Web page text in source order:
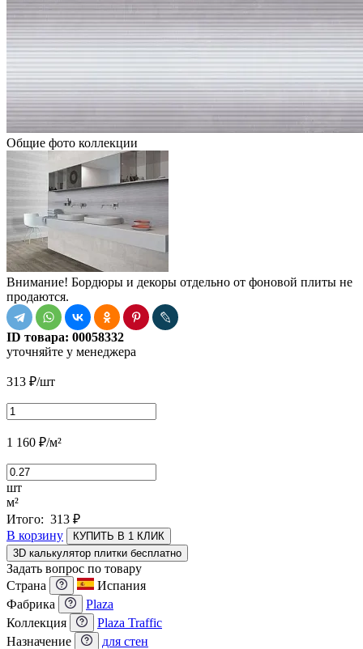
Общие фото коллекции
Внимание! Бордюры и декоры отдельно от фоновой плиты не
продаются.
ID товара: 00058332
уточняйте у менеджера
313 ₽/шт
1 160 ₽/м²
шт
м²
Итого: 313 ₽
В корзину
КУПИТЬ В 1 КЛИК
3D калькулятор плитки бесплатно
Задать вопрос по товару
Страна
Испания
Фабрика
Plaza
Коллекция
Plaza Traffic
Назначение
для стен